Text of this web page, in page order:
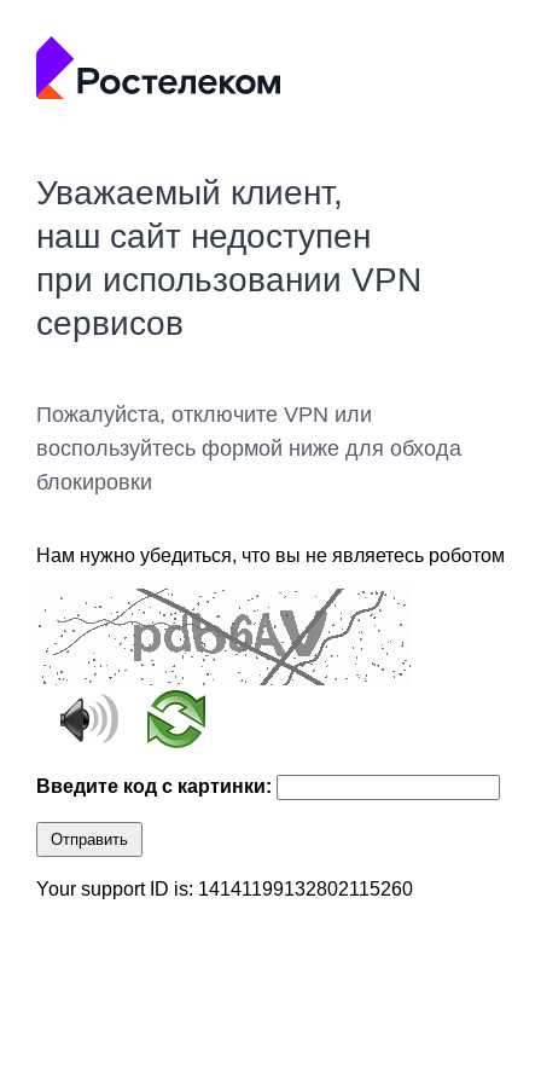
Уважаемый клиент,
наш сайт недоступен
при использовании VPN
сервисов
Пожалуйста, отключите VPN или
воспользуйтесь формой ниже для обхода
блокировки
Нам нужно убедиться, что вы не являетесь роботом
Введите код с картинки:
Отправить
Your support ID is: 14141199132802115260